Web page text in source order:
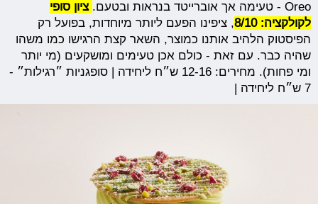
Oreo - טעימה אך אוברייטד בנראות ובטעם.
ציון סופי
לקולקציה: 8/10
, ציפינו הפעם ליותר מיוחדות, בפועל רק
הפיסטוק הלהיב אותנו כמוצר, השאר קצת הרגישו כמו משהו
שהיה כבר. עם זאת - כולם אכן טעימים ומושקעים (מי יותר
ומי פחות). מחירים: 12-16 ש״ח ליחידה | סופגניות ״רגילות״ -
7 ש״ח ליחידה |